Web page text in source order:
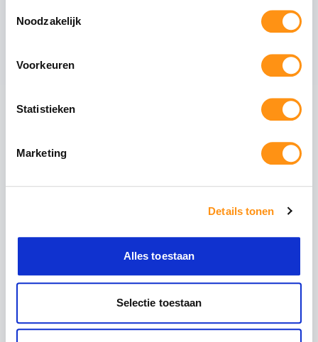
Noodzakelijk
Voorkeuren
Statistieken
Marketing
Details tonen
Alles toestaan
Selectie toestaan
Veiligheid van gehard glas
Gehard glas (ESG - Einscheiben-Sicherheitsglas)
ondergaat een speciaal thermisch proces waarbij
vervolgens snel wordt afgekoeld. Dit creëert een
permanente drukspanning in het oppervlak,
Bestand tegen grote temperatuurverschillen
Bij breuk in kleine stompe stukjes valt
Voldoet aan EN 12150-1 norm
Dit pakket bevat